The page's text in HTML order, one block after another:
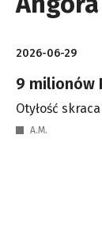
2026-06-29
9 milionów
Otyłość
A.M.